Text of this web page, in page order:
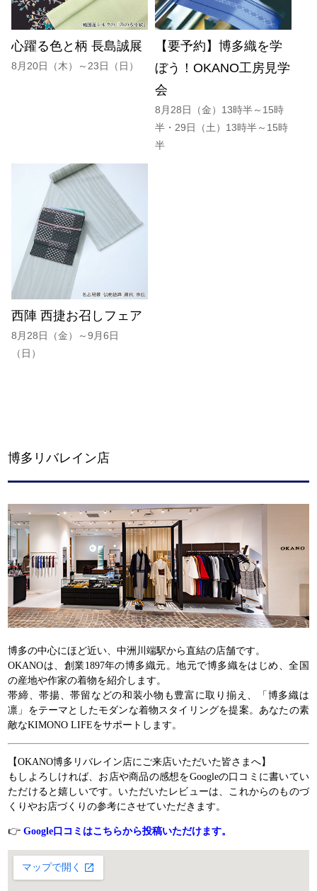
心躍る色と柄 長島誠展
8月20日（木）～23日（日）
【要予約】博多織を学
ぼう！OKANO工房見学
会
8月28日（金）13時半～15時
半・29日（土）13時半～15時
半
西陣 西捷お召しフェア
8月28日（金）～9月6日
（日）
博多リバレイン店
博多の中心にほど近い、中洲川端駅から直結の店舗です。
OKANOは、創業1897年の博多織元。地元で博多織をはじめ、全国
の産地や作家の着物を紹介します。
帯締、帯揚、帯留などの和装小物も豊富に取り揃え、「博多織は
凛」をテーマとしたモダンな着物スタイリングを提案。あなたの素
敵なKIMONO LIFEをサポートします。
【OKANO博多リバレイン店にご来店いただいた皆さまへ】
もしよろしければ、お店や商品の感想をGoogleの口コミに書いてい
ただけると嬉しいです。いただいたレビューは、これからのものづ
くりやお店づくりの参考にさせていただきます。
👉 Google口コミはこちらから投稿いただけます。